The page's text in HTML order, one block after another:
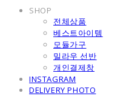
SHOP
전체상품
베스트아이템
모듈가구
밀라우 선반
개인결제창
INSTAGRAM
DELIVERY PHOTO